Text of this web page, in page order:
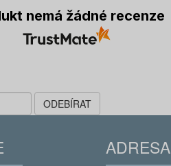
nemá žádné recenze
ODEBÍRAT
ADRESA